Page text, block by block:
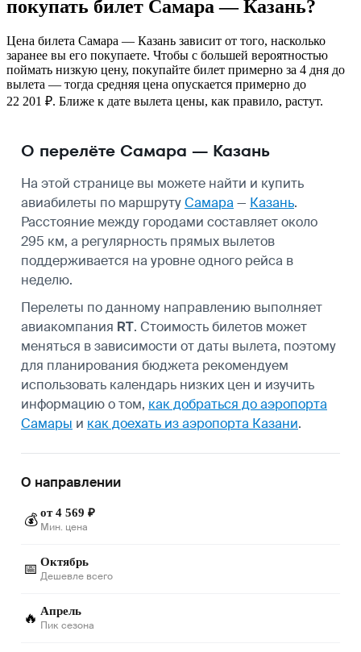
покупать билет Самара — Казань?
Цена билета Самара — Казань зависит от того, насколько
заранее вы его покупаете. Чтобы с большей вероятностью
поймать низкую цену, покупайте билет примерно за 4 дня до
вылета — тогда средняя цена опускается примерно до
22 201 ₽. Ближе к дате вылета цены, как правило, растут.
О перелёте Самара — Казань
На этой странице вы можете найти и купить
авиабилеты по маршрутуСамара — Казань.
Расстояние между городами составляет около
295 км, а регулярность прямых вылетов
поддерживается на уровне одного рейса в
неделю.
Перелеты по данному направлению выполняет
авиакомпания RT. Стоимость билетов может
меняться в зависимости от даты вылета, поэтому
для планирования бюджета рекомендуем
использовать календарь низких цен и изучить
информацию о том, как добраться до аэропорта
Самары и как доехать из аэропорта Казани.
О направлении
💰 от 4 569 ₽
Мин. цена
📅 Октябрь
Дешевле всего
🔥 Апрель
Пик сезона